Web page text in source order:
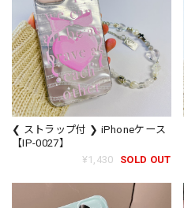
❮ ストラップ付 ❯ iPhoneケース
【IP-0027】
¥1,430
SOLD OUT